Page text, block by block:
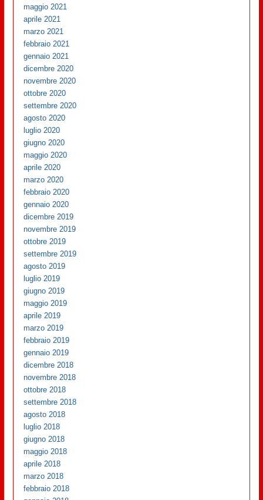
maggio 2021
aprile 2021
marzo 2021
febbraio 2021
gennaio 2021
dicembre 2020
novembre 2020
ottobre 2020
settembre 2020
agosto 2020
luglio 2020
giugno 2020
maggio 2020
aprile 2020
marzo 2020
febbraio 2020
gennaio 2020
dicembre 2019
novembre 2019
ottobre 2019
settembre 2019
agosto 2019
luglio 2019
giugno 2019
maggio 2019
aprile 2019
marzo 2019
febbraio 2019
gennaio 2019
dicembre 2018
novembre 2018
ottobre 2018
settembre 2018
agosto 2018
luglio 2018
giugno 2018
maggio 2018
aprile 2018
marzo 2018
febbraio 2018